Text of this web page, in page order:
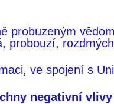
probuzeným
probouzí,
ve spojení s
negativní vlivy